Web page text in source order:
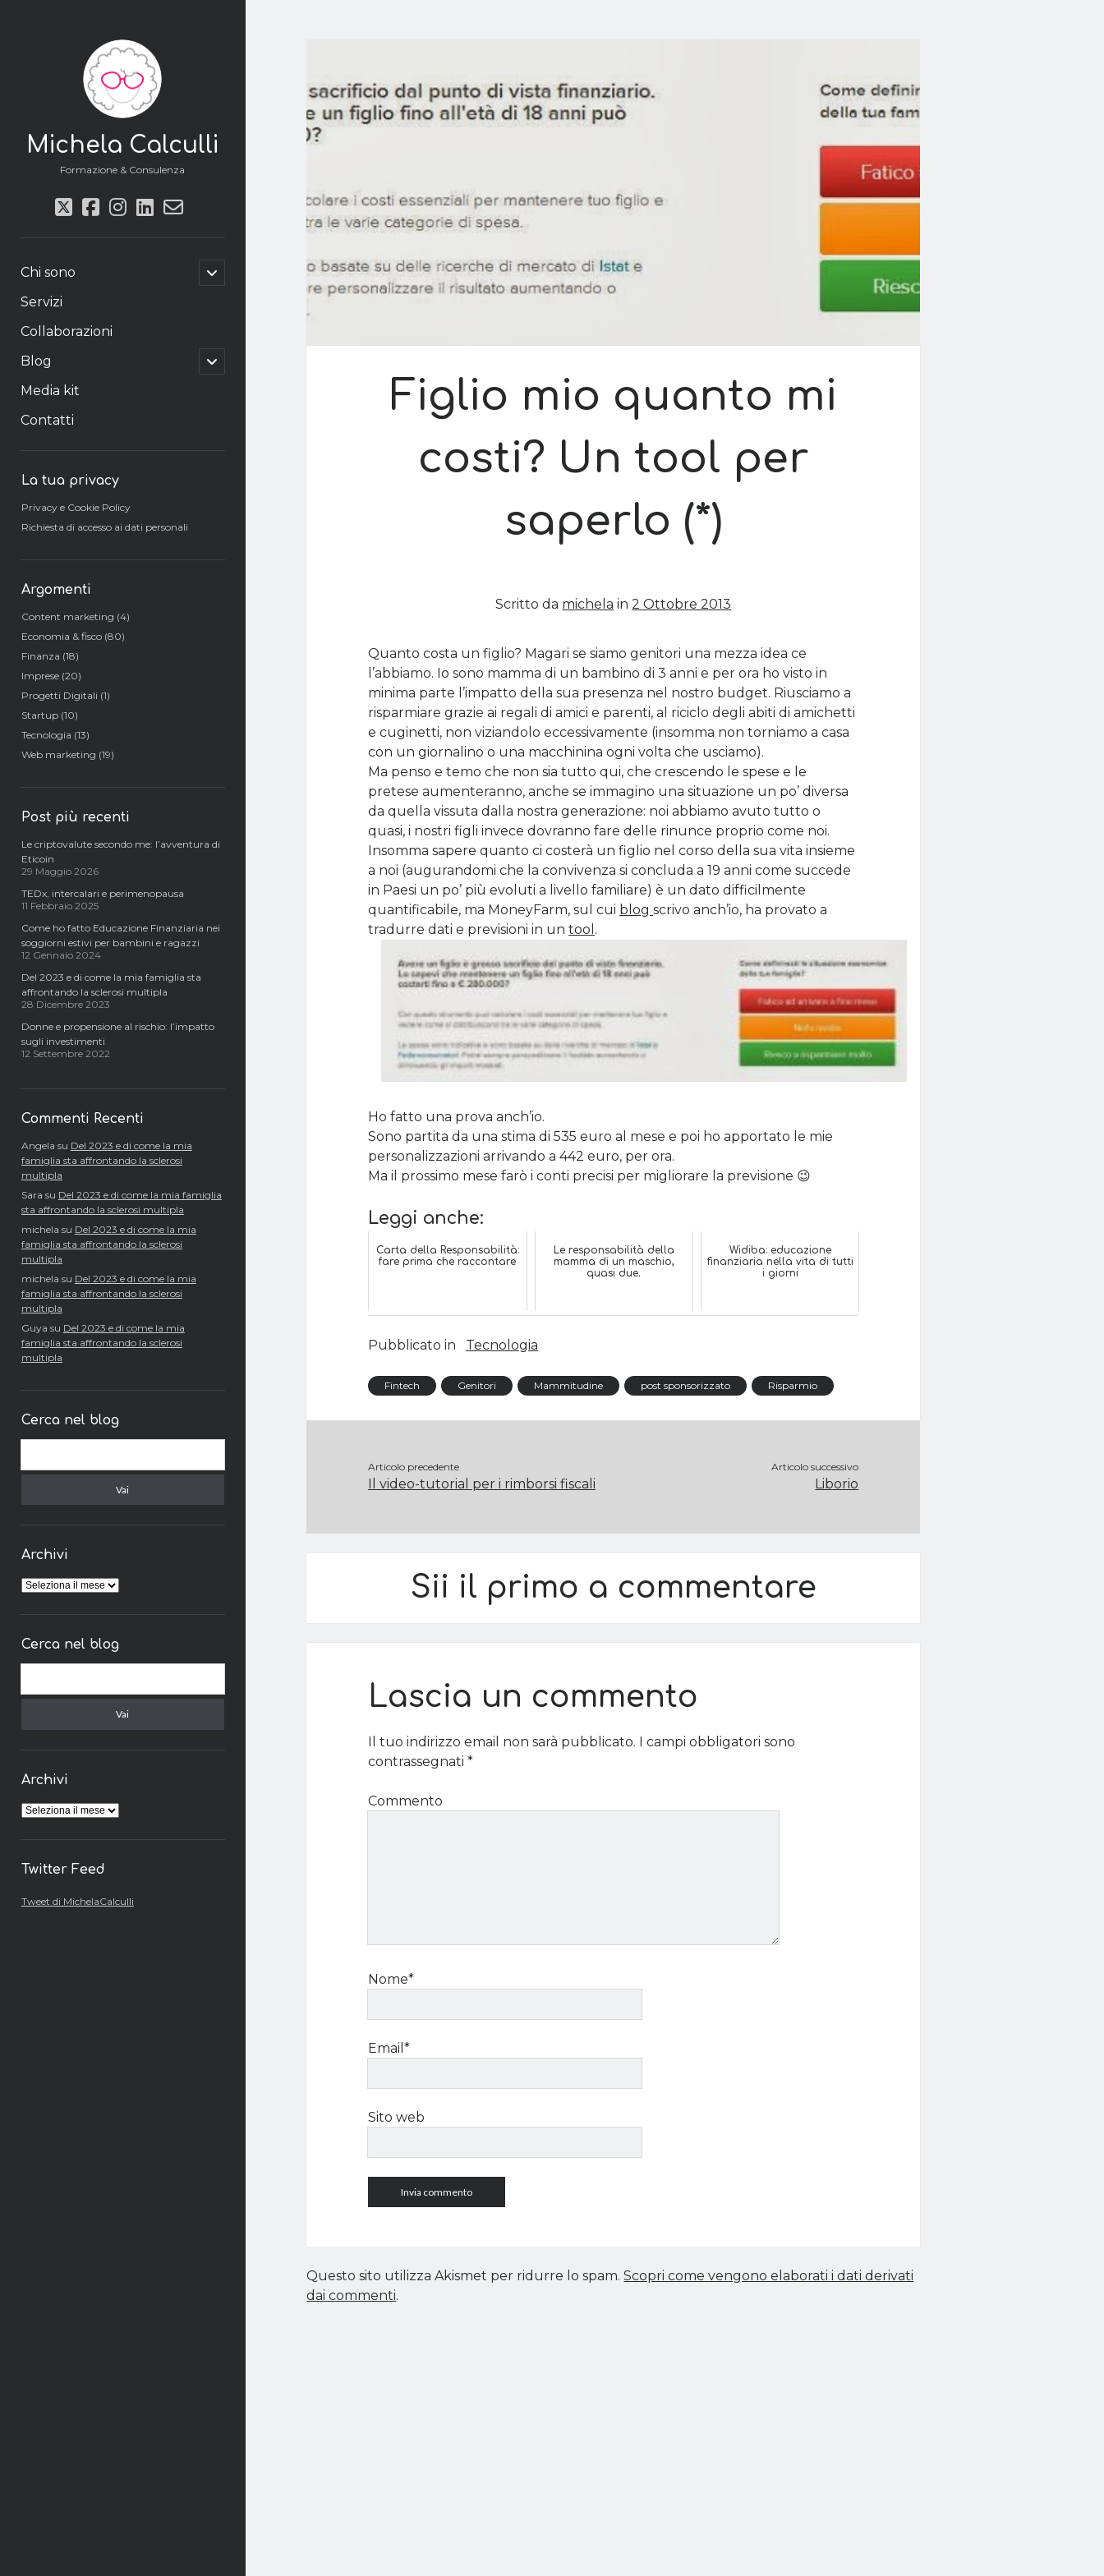
Michela Calculli
Formazione & Consulenza
twitter
facebook
instagram
linkedin
email-
Chi sono
apri
il
Servizi
Collaborazioni
Blog
apri
il
Media kit
Contatti
laterale
La tua privacy
Privacy e Cookie Policy
Richiesta di accesso ai dati personali
Argomenti
Content marketing (4)
Economia & fisco(80)
Finanza (18)
Imprese(20)
Progetti Digitali (1)
Startup(10)
Tecnologia (13)
Web marketing (19)
Post più recenti
Le criptovalute secondo me: l’avventura di
Eticoin
29 Maggio 2026
TEDx, intercalari e perimenopausa
11 Febbraio 2025
Come ho fatto Educazione Finanziaria nei
soggiorni estivi per bambini e ragazzi
12 Gennaio 2024
Del 2023 e di come la mia famiglia sta
affrontando la sclerosi multipla
28 Dicembre 2023
Donne e propensione al rischio: l’impatto
sugli investimenti
12 Settembre 2022
Commenti Recenti
Angela su Del 2023 e di come la mia
famiglia sta affrontando la sclerosi
multipla
Sara su Del 2023 e di come la mia famiglia
sta affrontando la sclerosi multipla
michela su Del 2023 e di come la mia
famiglia sta affrontando la sclerosi
multipla
michela su Del 2023 e di come la mia
famiglia sta affrontando la sclerosi
multipla
Guya su Del 2023 e di come la mia
famiglia sta affrontando la sclerosi
multipla
Cerca nel blog
Archivi
Archivi
Cerca nel blog
Archivi
Archivi
Twitter Feed
Tweet di MichelaCalculli
Figlio mio quanto mi
costi? Un tool per
saperlo (*)
Scritto da michela in2 Ottobre 2013
Quanto costa un figlio? Magari se siamo genitori una mezza idea ce
l’abbiamo. Io sono mamma di un bambino di 3 anni e per ora ho visto in
minima parte l’impatto della sua presenza nel nostro budget. Riusciamo a
risparmiare grazie ai regali di amici e parenti, al riciclo degli abiti di amichetti
e cuginetti, non viziandolo eccessivamente (insomma non torniamo a casa
con un giornalino o una macchinina ogni volta che usciamo).
Ma penso e temo che non sia tutto qui, che crescendo le spese e le
pretese aumenteranno, anche se immagino una situazione un po’ diversa
da quella vissuta dalla nostra generazione: noi abbiamo avuto tutto o
quasi, i nostri figli invece dovranno fare delle rinunce proprio come noi.
Insomma sapere quanto ci costerà un figlio nel corso della sua vita insieme
a noi (augurandomi che la convivenza si concluda a 19 anni come succede
in Paesi un po’ più evoluti a livello familiare) è un dato difficilmente
quantificabile, ma MoneyFarm, sul cui blogscrivo anch’io, ha provato a
tradurre dati e previsioni in untool .
Ho fatto una prova anch’io.
Sono partita da una stima di 535 euro al mese e poi ho apportato le mie
personalizzazioni arrivando a 442 euro, per ora.
Ma il prossimo mese farò i conti precisi per migliorare la previsione 😉
Leggi anche:
Carta della Responsabilità:
fare prima che raccontare
Le responsabilità della
mamma di un maschio,
quasi due.
Widiba: educazione
finanziaria nella vita di tutti
i giorni
Pubblicato in Tecnologia
Fintech Genitori Mammitudine post sponsorizzato Risparmio
Articolo precedente
Il video-tutorial per i rimborsi fiscali
Articolo successivo
Liborio
Sii il primo a commentare
Lascia un commento
Il tuo indirizzo email non sarà pubblicato. I campi obbligatori sono
contrassegnati*
Commento
Nome*
Email*
Sito web
Questo sito utilizza Akismet per ridurre lo spam.Scopri come vengono elaborati i dati derivati
dai commenti.